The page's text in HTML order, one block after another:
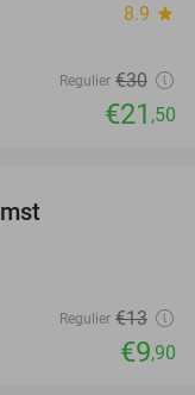
8.9 star
Regulier €30
€21 ,50
Regulier €13
€9,90